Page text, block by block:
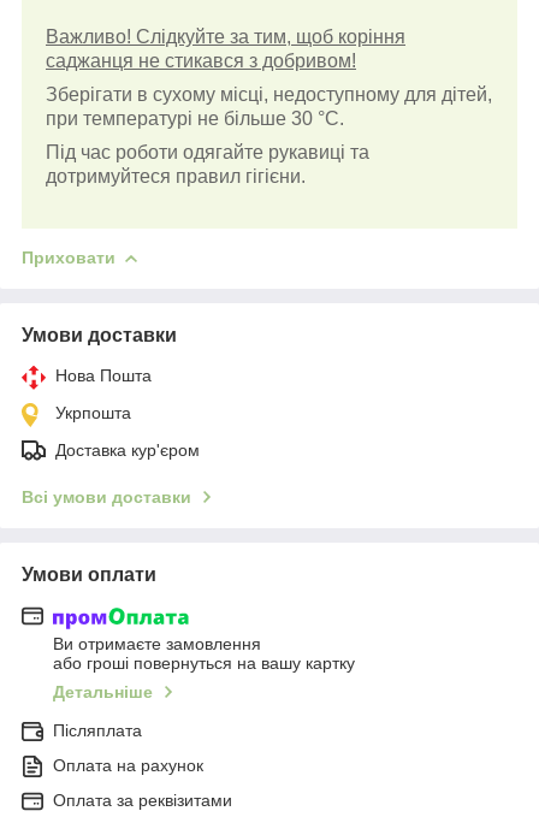
Важливо! Слідкуйте за тим, щоб коріння
саджанця не стикався з добривом!
Зберігати в сухому місці, недоступному для дітей,
при температурі не більше 30 °С.
Під час роботи одягайте рукавиці та
дотримуйтеся правил гігієни.
Приховати
Умови доставки
Нова Пошта
Укрпошта
Доставка кур'єром
Всі умови доставки
Умови оплати
Ви отримаєте замовлення
або гроші повернуться на вашу картку
Детальніше
Післяплата
Оплата на рахунок
Оплата за реквізитами